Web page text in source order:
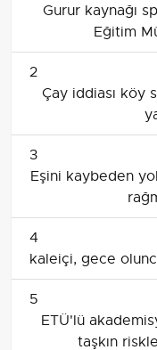
Gurur kaynağı
Eğitim
2
Çay iddiası köy
3
Eşini kaybeden
4
kaleiçi, gece
5
ETÜ'lü
taşkın